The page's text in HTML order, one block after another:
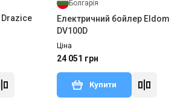
Drazice
Болгарія
Електричний бойлер Eldom
DV100D
Ціна
24 051 грн
Купити